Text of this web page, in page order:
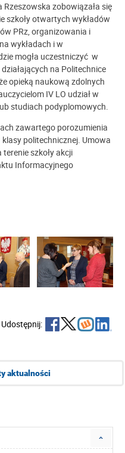
zobowiązała się
szkoły otwartych wykładów
PRz, organizowania i
wykładach i w
mogła uczestniczyć w
na Politechnice
opieką naukową zdolnych
IV LO udział w
studiach podyplomowych.
zawartego porozumienia
politechnicznej. Umowa
szkoły akcji
Informacyjnego
Udostępnij:
aktualności